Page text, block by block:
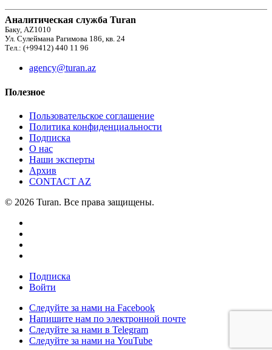
Аналитическая служба Turan
Баку, AZ1010
Ул. Сулеймана Рагимова 186, кв. 24
Тел.: (+99412) 440 11 96
agency@turan.az
Полезное
Пользовательское соглашение
Политика конфиденциальности
Подписка
О нас
Наши эксперты
Архив
CONTACT AZ
© 2026 Turan. Все права защищены.
Подписка
Войти
Следуйте за нами на Facebook
Напишите нам по электронной почте
Следуйте за нами в Telegram
Следуйте за нами на YouTube